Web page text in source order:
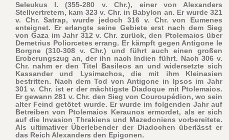
Seleukus I. (355-280 v. Chr.), einer von Alexanders
Stellvertretern, kam 323 v. Chr. in Babylon an. Er wurde 321
v. Chr. Satrap, wurde jedoch 316 v. Chr. von Eumenes
enteignet. Er erlangte seine Gebiete erst nach dem Sieg
von Gaza im Jahr 312 v. Chr. zurück, den Ptolemaios über
Demetrius Poliorcetes errang. Er kämpft gegen Antigone le
Borgne (310-308 v. Chr.) und führt auch einen großen
Eroberungszug an, der ihn nach Indien führt. Nach 306 v.
Chr. nahm er den Titel Basileos an und widersetzte sich
Kassander und Lysimachos, die mit ihm Kleinasien
bestritten. Nach dem Tod von Antigone in Ipsos im Jahr
301 v. Chr. ist er der mächtigste Diadoque mit Ptolemaios.
Er gewann 281 v. Chr. den Sieg von Couroupédion, wo sein
alter Feind getötet wurde. Er wurde im folgenden Jahr auf
Betreiben von Ptolemaios Keraunos ermordet, als er sich
auf die Invasion Thrakiens und Mazedoniens vorbereitete.
Als ultimativer Überlebender der Diadochen überlässt er
das Reich Alexanders den Epigonen.